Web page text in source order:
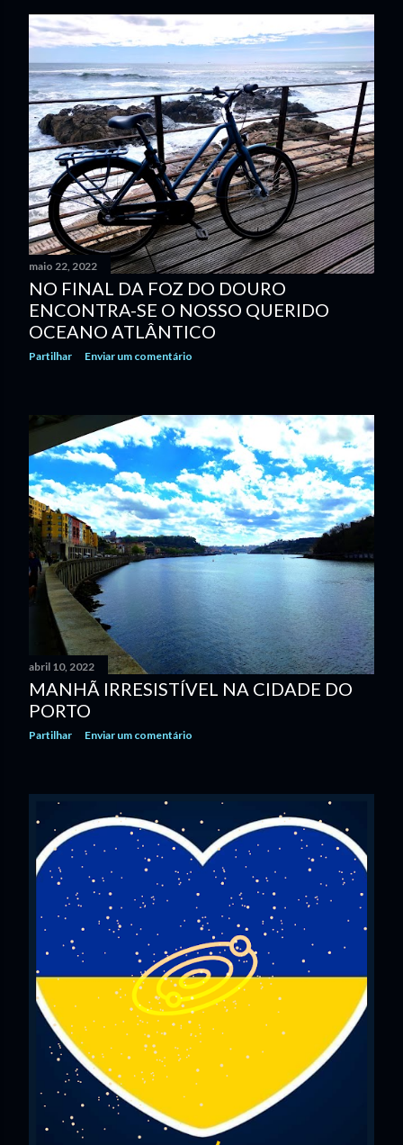
maio 22, 2022
NO FINAL DA FOZ DO DOURO
ENCONTRA-SE O NOSSO QUERIDO
OCEANO ATLÂNTICO
Partilhar Enviar um comentário
abril 10, 2022
MANHÃ IRRESISTÍVEL NA CIDADE DO
PORTO
Partilhar Enviar um comentário